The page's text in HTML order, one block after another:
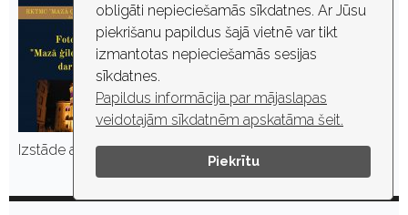
obligāti nepieciešamās sīkdatnes. Ar Jūsu
piekrišanu papildus šajā vietnē var tikt
izmantotas nepieciešamās sesijas
sīkdatnes.
Papildus informācija par mājaslapas
veidotajām sīkdatnēm apskatāma šeit.
Piekrītu
Izstāde apskatāma Amatu ielas 3. nama skatlogos